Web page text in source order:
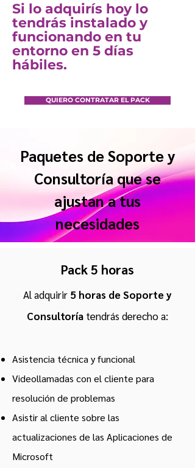
Si lo adquirís hoy lo
tendrás instalado y
funcionando en tu
entorno en 5 días
hábiles.
QUIERO CONTRATAR EL PACK
Paquetes de Soporte y
Consultoría que se
ajustan a tus
necesidades
Pack 5 horas
Al adquirir 5 horas de Soporte y
Consultoría tendrás derecho a:
Asistencia técnica y funcional
Videollamadas con el cliente para
resolución de problemas
Asistir al cliente sobre las
actualizaciones de las Aplicaciones de
Microsoft